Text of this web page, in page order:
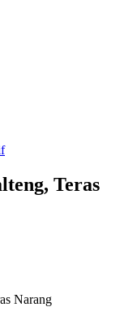
Teras
Narang